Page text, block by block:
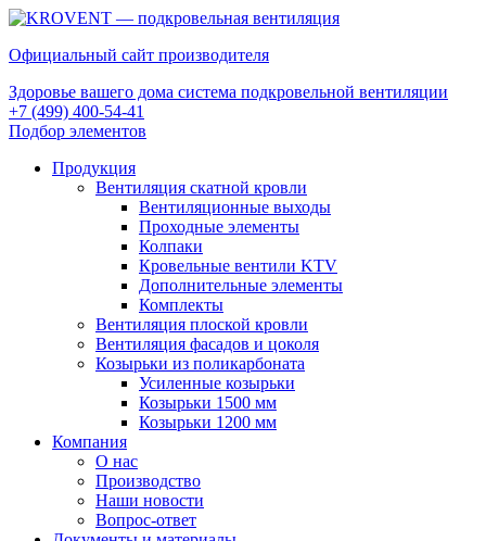
Официальный сайт производителя
Здоровье вашего дома система подкровельной вентиляции
+7 (499) 400-54-41
Подбор элементов
Продукция
Вентиляция скатной кровли
Вентиляционные выходы
Проходные элементы
Колпаки
Кровельные вентили KTV
Дополнительные элементы
Комплекты
Вентиляция плоской кровли
Вентиляция фасадов и цоколя
Козырьки из поликарбоната
Усиленные козырьки
Козырьки 1500 мм
Козырьки 1200 мм
Компания
О нас
Производство
Наши новости
Вопрос-ответ